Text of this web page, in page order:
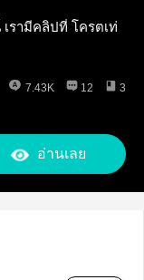
รามีคลิปที่ โครตเท่
7.43K 12 3
อ่านเลย